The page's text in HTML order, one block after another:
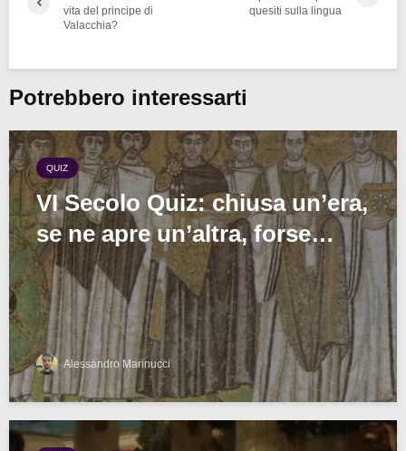
vita del principe di
Valacchia?
quesiti sulla lingua
Potrebbero interessarti
QUIZ
VI Secolo Quiz: chiusa un’era,
se ne apre un’altra, forse…
Alessandro Marinucci